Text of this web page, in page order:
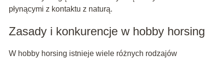
płynącymi z kontaktu z naturą.
Zasady i konkurencje w hobby horsing
W hobby horsing istnieje wiele różnych rodzajów